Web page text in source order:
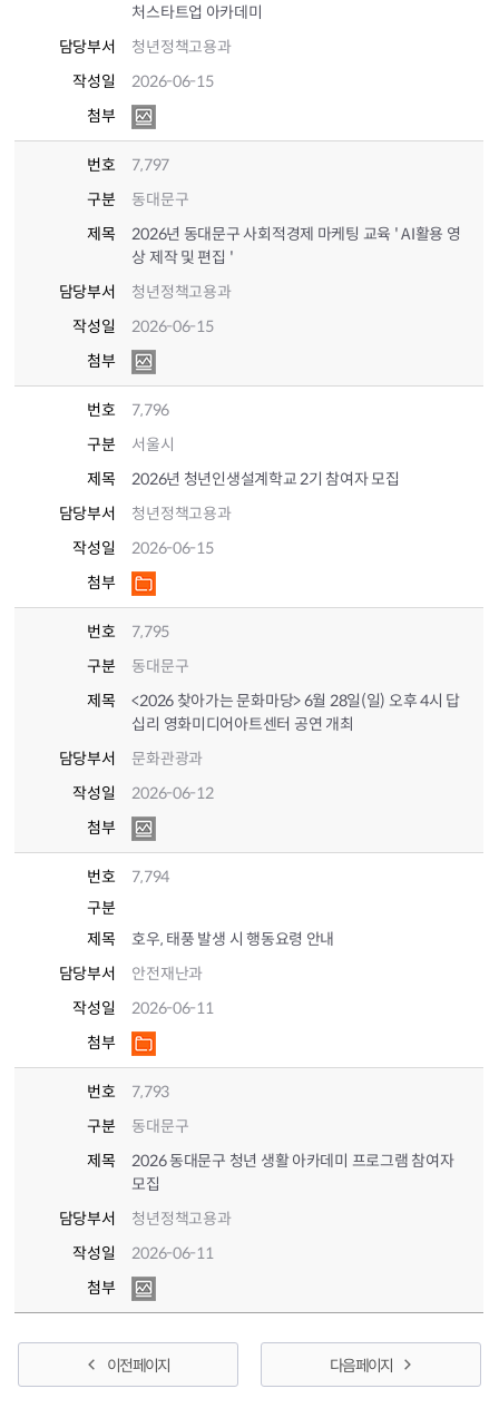
처스타트업 아카데미
담당부서
청년정책고용과
작성일
2026-06-15
첨부
번호
7,797
구분
동대문구
제목
2026년 동대문구 사회적경제 마케팅 교육 ' AI활용 영
상 제작 및 편집 '
담당부서
청년정책고용과
작성일
2026-06-15
첨부
번호
7,796
구분
서울시
제목
2026년 청년인생설계학교 2기 참여자 모집
담당부서
청년정책고용과
작성일
2026-06-15
첨부
번호
7,795
구분
동대문구
제목
<2026 찾아가는 문화마당> 6월 28일(일) 오후 4시 답
십리 영화미디어아트센터 공연 개최
담당부서
문화관광과
작성일
2026-06-12
첨부
번호
7,794
구분
제목
호우, 태풍 발생 시 행동요령 안내
담당부서
안전재난과
작성일
2026-06-11
첨부
번호
7,793
구분
동대문구
제목
2026 동대문구 청년 생활 아카데미 프로그램 참여자
모집
담당부서
청년정책고용과
작성일
2026-06-11
첨부
이전 페이지 다음 페이지